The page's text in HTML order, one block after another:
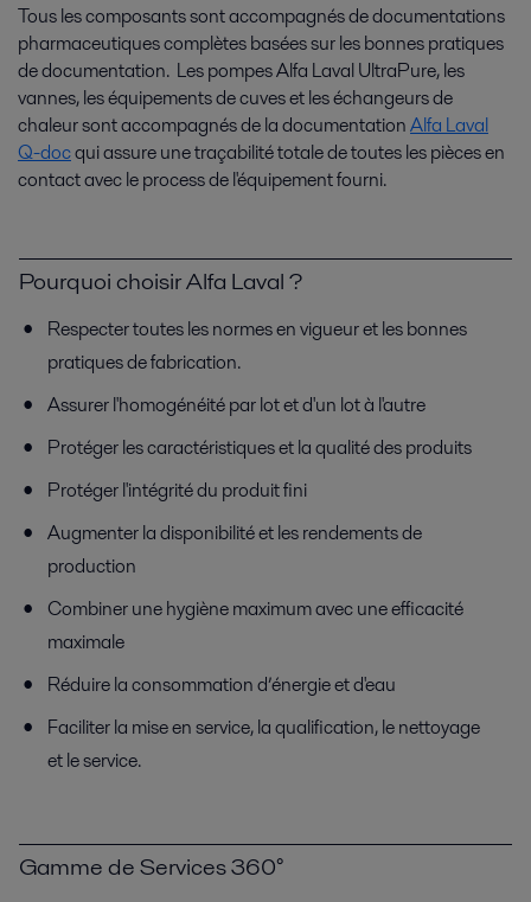
Tous les composants sont accompagnés de documentations
pharmaceutiques complètes basées sur les bonnes pratiques
de documentation. Les pompes Alfa Laval UltraPure, les
vannes, les équipements de cuves et les échangeurs de
chaleur sont accompagnés de la documentationAlfa Laval
Q-docqui assure une traçabilité totale de toutes les pièces en
contact avec le process de l'équipement fourni.
Pourquoi choisir Alfa Laval ?
Respecter toutes les normes en vigueur et les bonnes
pratiques de fabrication.
Assurer l'homogénéité par lot et d'un lot à l'autre
Protéger les caractéristiques et la qualité des produits
Protéger l'intégrité du produit fini
Augmenter la disponibilité et les rendements de
production
Combiner une hygiène maximum avec une efficacité
maximale
Réduire la consommation d’énergie et d'eau
Faciliter la mise en service, la qualification, le nettoyage
et le service.
Gamme de Services 360°